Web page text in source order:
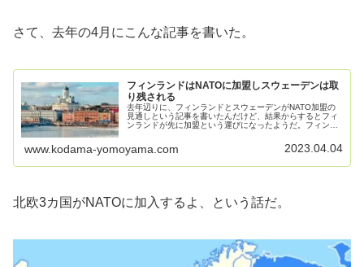
さて、去年の4月にこんな記事を書いた。
フィンランドはNATOに加盟しスウェーデンは取
り残される
去年辺りに、フィンランドとスウェーデンがNATO加盟の
見通しという記事を書いたんだけど、結果からするとフィ
ンランドが先に加盟という運びになったようだ。フィンラ
www.kodama-yomoyama.com 2023.04.04
北欧3カ国がNATOに加入するよ、という話だ。